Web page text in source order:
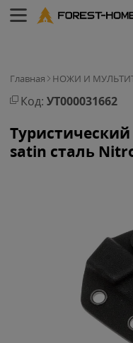
Главная НОЖИ И
Код: УТ000031662
satin сталь